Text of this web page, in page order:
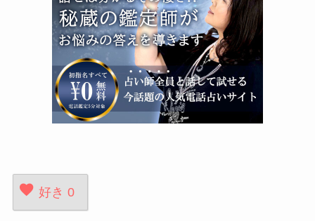
好き 0